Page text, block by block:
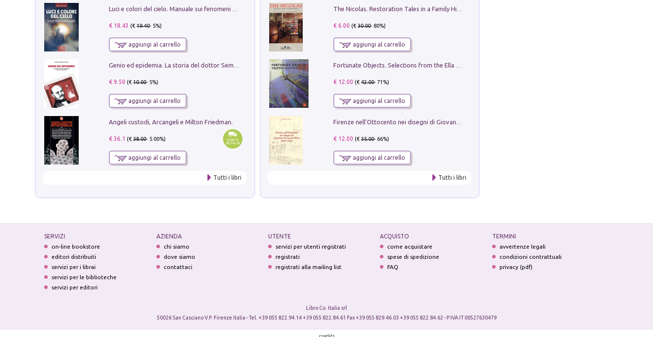
€ 18.43 (€19.40- 5%)
aggiungi al carrello
Genio ed epidemia. La storia del dottor Semmelweis, il Salvatore delle Madri
€ 9.50 (€10.00- 5%)
aggiungi al carrello
Angeli custodi, Arcangeli e Milton Friedman.
€ 36.1 (€38.00- 5.00%)
aggiungi al carrello
Tutti i libri
€ 6.00 (€30.00- 80%)
aggiungi al carrello
Fortunate Objects. Selections from the Ella Fontanals-Cisneros Collection. Objetos Afortunados. Selección de la Colección Ella Fontanals-Cisneros
€ 12.00 (€42.00- 71%)
aggiungi al carrello
€ 12.00 (€35.00- 66%)
aggiungi al carrello
Tutti i libri
SERVIZI
on-line bookstore
editori distribuiti
servizi per i librai
servizi per le biblioteche
servizi per editori
AZIENDA
chi siamo
dove siamo
contattaci
UTENTE
servizi per utenti registrati
registrati
registrati alla mailing list
ACQUISTO
come acquistare
spese di spedizione
FAQ
TERMINI
avvertenze legali
condizioni contrattuali
privacy (pdf)
Libro Co. Italia srl
50026 San Casciano V.P. Firenze Italia - Tel. +39 055 822.94.14 +39 055 822.84.61 Fax +39 055 829.46.03 +39 055 822.84.62 - P.IVA IT 00527630479
credits